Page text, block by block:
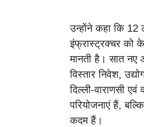
उन्होंने कहा कि 12
इंफ्रास्ट्रक्चर को
मानती है। सात नए
विस्तार निवेश,
दिल्ली-वाराणसी
परियोजनाएं हैं,
कदम हैं।